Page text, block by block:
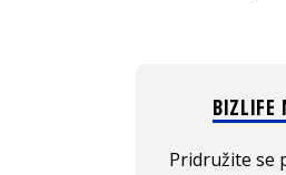
BIZLIFE
Pridružite se